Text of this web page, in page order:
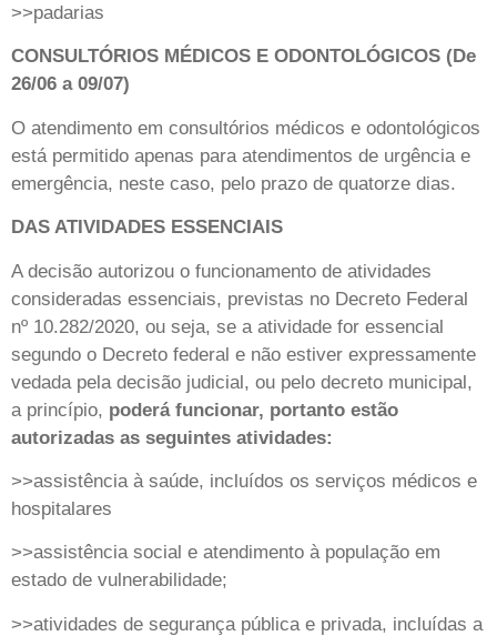
>>padarias
CONSULTÓRIOS MÉDICOS E ODONTOLÓGICOS (De
26/06 a 09/07)
O atendimento em consultórios médicos e odontológicos
está permitido apenas para atendimentos de urgência e
emergência, neste caso, pelo prazo de quatorze dias.
DAS ATIVIDADES ESSENCIAIS
A decisão autorizou o funcionamento de atividades
consideradas essenciais, previstas no Decreto Federal
nº 10.282/2020, ou seja, se a atividade for essencial
segundo o Decreto federal e não estiver expressamente
vedada pela decisão judicial, ou pelo decreto municipal,
a princípio, poderá funcionar, portanto estão
autorizadas as seguintes atividades:
>>assistência à saúde, incluídos os serviços médicos e
hospitalares
>>assistência social e atendimento à população em
estado de vulnerabilidade;
>>atividades de segurança pública e privada, incluídas a